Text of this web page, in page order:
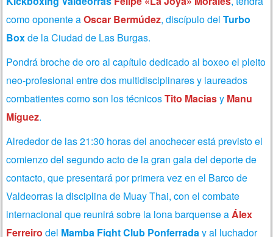
como oponente aOscar Bermúdez, discípulo delTurbo
Boxde la Ciudad de Las Burgas.
Pondrá broche de oro al capítulo dedicado al boxeo el pleito
neo-profesional entre dos multidisciplinares y laureados
combatientes como son los técnicosTito Maciasy Manu
Míguez.
Alrededor de las 21:30 horas del anochecer está previsto el
comienzo del segundo acto de la gran gala del deporte de
contacto, que presentará por primera vez en el Barco de
Valdeorras la disciplina de Muay Thai, con el combate
internacional que reunirá sobre la lona barquense a Álex
Ferreiro del Mamba Fight Club Ponferrada y al luchador